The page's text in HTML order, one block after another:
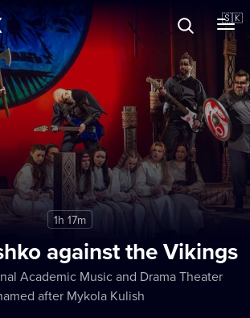
🇸🇰
sa
1h 17m
against the Vikings
Academic Music and Drama Theater
after Mykola Kulish